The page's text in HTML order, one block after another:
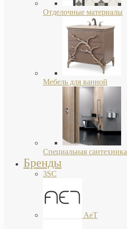
Отделочные материалы
Мебель для ванной
Специальная сантехника
Бренды
3SC
AeT